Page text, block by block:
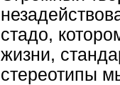
стадо,
жизни,
стереотипы